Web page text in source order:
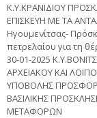
Κ.Υ.ΚΡΑΝΙΔΙΟΥ
ΕΠΙΣΚΕΥΗ ΜΕ ΤΑ
Ηγουμενίτσας-
πετρελαίου για τη
30-01-2025
ΑΡΧΕΙΑΚΟΥ ΚΑΙ
ΥΠΟΒΟΛΗΣ
ΒΑΣΙΛΙΚΗΣ
ΜΕΤΑΦΟΡΩΝ